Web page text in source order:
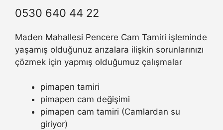
0530 640 44 22
Maden Mahallesi Pencere Cam Tamiri işleminde
yaşamış olduğunuz arızalara ilişkin sorunlarınızı
çözmek için yapmış olduğumuz çalışmalar
pimapen tamiri
pimapen cam değişimi
pimapen cam tamiri (Camlardan su
giriyor)